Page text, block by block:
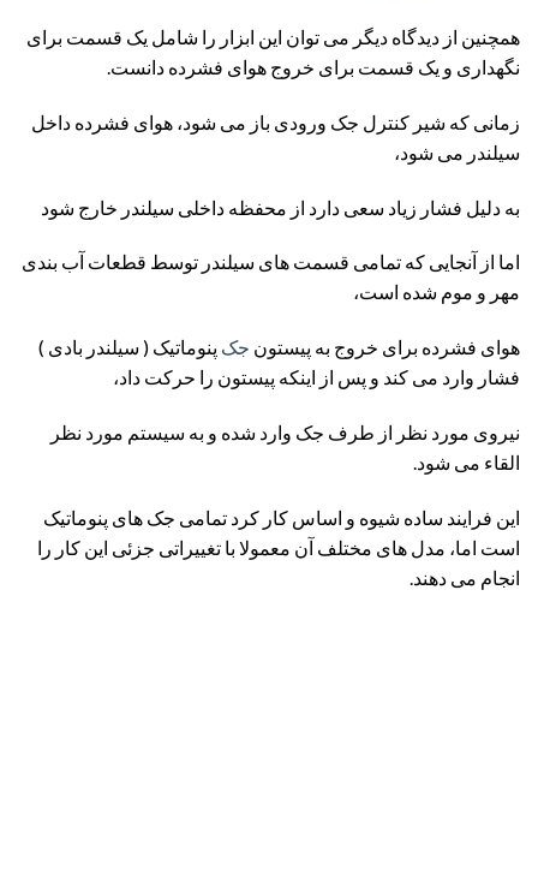
همچنین از دیدگاه دیگر می توان این ابزار را شامل یک قسمت برای
نگهداری و یک قسمت برای خروج هوای فشرده دانست.
زمانی که شیر کنترل جک ورودی باز می شود، هوای فشرده داخل
سیلندر می شود،
به دلیل فشار زیاد سعی دارد از محفظه داخلی سیلندر خارج شود
اما از آنجایی که تمامی قسمت های سیلندر توسط قطعات آب بندی
مهر و موم شده است،
هوای فشرده برای خروج به پیستون جک پنوماتیک ( سیلندر بادی )
فشار وارد می کند و پس از اینکه پیستون را حرکت داد،
نیروی مورد نظر از طرف جک وارد شده و به سیستم مورد نظر
القاء می شود.
این فرایند ساده شیوه و اساس کار کرد تمامی جک های پنوماتیک
است اما، مدل های مختلف آن معمولا با تغییراتی جزئی این کار را
انجام می دهند.